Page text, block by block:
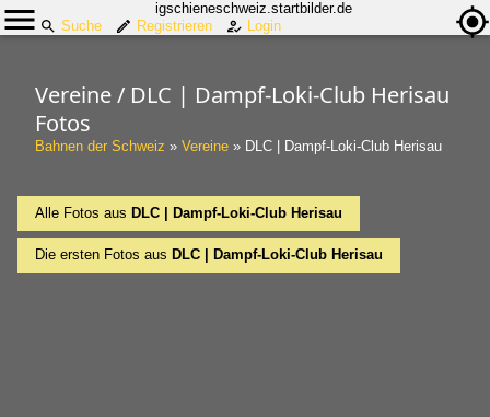
igschieneschweiz.startbilder.de
Suche
Registrieren Login
Vereine / DLC | Dampf-Loki-Club Herisau
Fotos
Bahnen der Schweiz » Vereine » DLC | Dampf-Loki-Club Herisau
Alle Fotos aus DLC | Dampf-Loki-Club Herisau
Die ersten Fotos aus DLC | Dampf-Loki-Club Herisau